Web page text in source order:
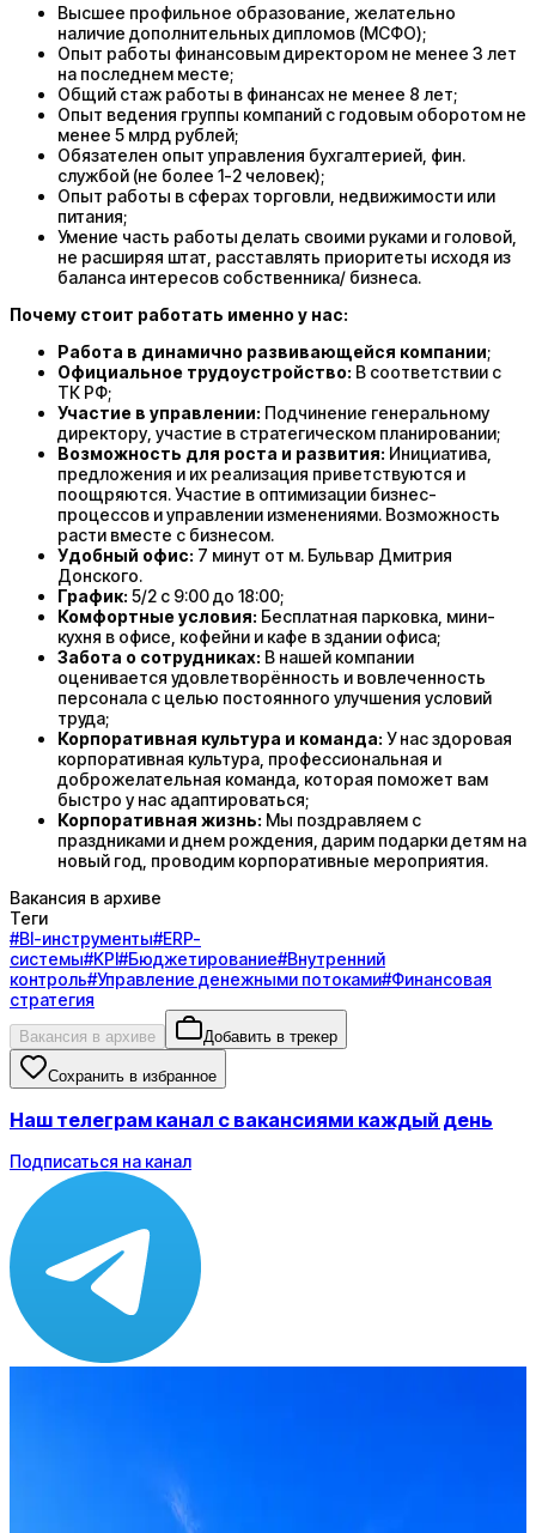
Высшее профильное образование, желательно
наличие дополнительных дипломов (МСФО);
Опыт работы финансовым директором не менее 3 лет
на последнем месте;
Общий стаж работы в финансах не менее 8 лет;
Опыт ведения группы компаний с годовым оборотом не
менее 5 млрд рублей;
Обязателен опыт управления бухгалтерией, фин.
службой (не более 1-2 человек);
Опыт работы в сферах торговли, недвижимости или
питания;
Умение часть работы делать своими руками и головой,
не расширяя штат, расставлять приоритеты исходя из
баланса интересов собственника/ бизнеса.
Почему стоит работать именно у нас:
Работа в динамично развивающейся компании;
Официальное трудоустройство: В соответствии с
ТК РФ;
Участие в управлении: Подчинение генеральному
директору, участие в стратегическом планировании;
Возможность для роста и развития: Инициатива,
предложения и их реализация приветствуются и
поощряются. Участие в оптимизации бизнес-
процессов и управлении изменениями. Возможность
расти вместе с бизнесом.
Удобный офис: 7 минут от м. Бульвар Дмитрия
Донского.
График: 5/2 с 9:00 до 18:00;
Комфортные условия: Бесплатная парковка, мини-
кухня в офисе, кофейни и кафе в здании офиса;
Забота о сотрудниках: В нашей компании
оценивается удовлетворённость и вовлеченность
персонала с целью постоянного улучшения условий
труда;
Корпоративная культура и команда: У нас здоровая
корпоративная культура, профессиональная и
доброжелательная команда, которая поможет вам
быстро у нас адаптироваться;
Корпоративная жизнь: Мы поздравляем с
праздниками и днем рождения, дарим подарки детям на
новый год, проводим корпоративные мероприятия.
Вакансия в архиве
Теги
#BI-инструменты#ERP-
системы#KPI#Бюджетирование#Внутренний
контроль#Управление денежными потоками#Финансовая
стратегия
Вакансия в архиве Добавить в трекер
Сохранить в избранное
Наш телеграм канал с вакансиями каждый день
Подписаться на канал